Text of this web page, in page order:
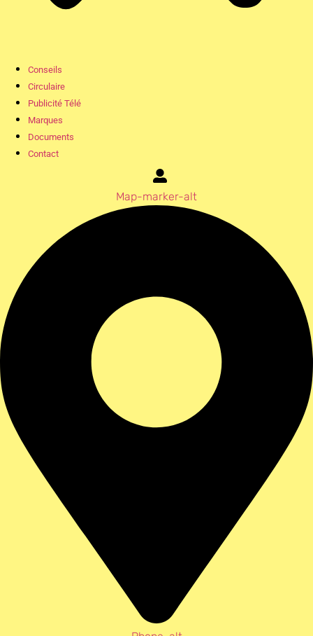
Conseils
Circulaire
Publicité Télé
Marques
Documents
Contact
Map-marker-alt